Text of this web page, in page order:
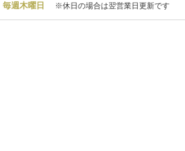
毎週木曜日 ※休日の場合は翌営業日更新です